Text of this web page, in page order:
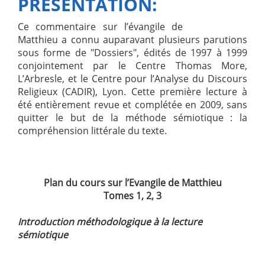
Ce commentaire sur l’évangile de
Matthieu a connu auparavant plusieurs parutions
sous forme de "Dossiers", édités de 1997 à 1999
conjointement par le Centre Thomas More,
L’Arbresle, et le Centre pour l’Analyse du Discours
Religieux (CADIR), Lyon. Cette première lecture à
été entièrement revue et complétée en 2009, sans
quitter le but de la méthode sémiotique : la
compréhension littérale du texte.
Plan du cours sur l’Evangile de Matthieu
Tomes 1, 2, 3
Introduction méthodologique à la lecture
sémiotique